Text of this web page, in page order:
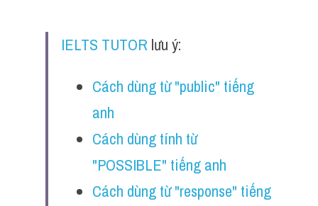
Writing
Vocabulary
IELTS TUTOR lưu ý:
Cách dùng từ "public" tiếng
anh
Cách dùng tính từ
"POSSIBLE" tiếng anh
Cách dùng từ "response" tiếng